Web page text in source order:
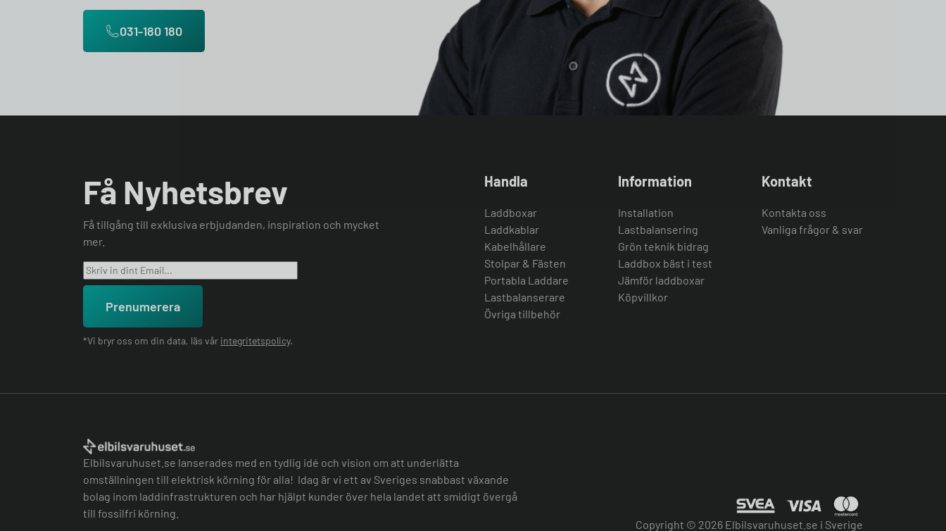
031-180 180
Få Nyhetsbrev
Få tillgång till exklusiva erbjudanden, inspiration och mycket
mer.
Prenumerera
*Vi bryr oss om din data, läs vår integritetspolicy.
Handla
Laddboxar
Laddkablar
Kabelhållare
Stolpar & Fästen
Portabla Laddare
Lastbalanserare
Övriga tillbehör
Information
Installation
Lastbalansering
Grön teknik bidrag
Laddbox bäst i test
Jämför laddboxar
Köpvillkor
Kontakt
Kontakta oss
Vanliga frågor & svar
Elbilsvaruhuset.se lanserades med en tydlig idé och vision om att underlätta
omställningen till elektrisk körning för alla! Idag är vi ett av Sveriges snabbast växande
bolag inom laddinfrastrukturen och har hjälpt kunder över hela landet att smidigt övergå
till fossilfri körning.
Copyright © 2026 Elbilsvaruhuset.se i Sverige